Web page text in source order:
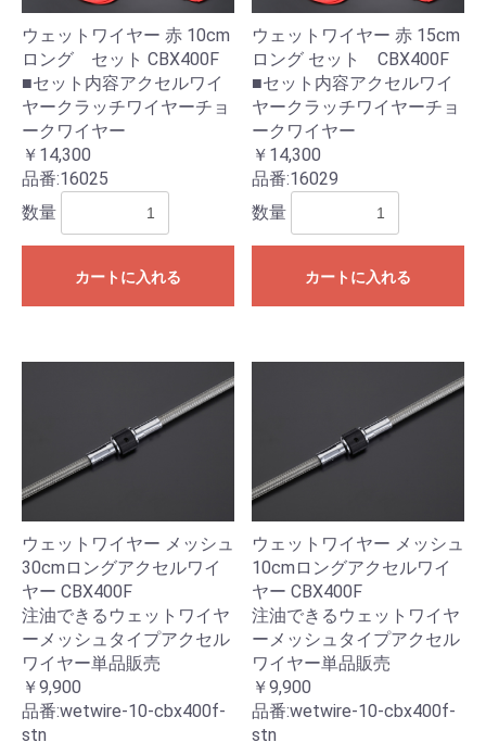
ウェットワイヤー 赤 10cm
ロング セット CBX400F
■セット内容アクセルワイ
ヤークラッチワイヤーチョ
ークワイヤー
￥14,300
品番:16025
数量
カートに入れる
ウェットワイヤー 赤 15cm
ロング セット CBX400F
■セット内容アクセルワイ
ヤークラッチワイヤーチョ
ークワイヤー
￥14,300
品番:16029
数量
カートに入れる
ウェットワイヤー メッシュ
30cmロングアクセルワイ
ヤー CBX400F
注油できるウェットワイヤ
ーメッシュタイプアクセル
ワイヤー単品販売
￥9,900
品番:wetwire-10-cbx400f-
stn
ウェットワイヤー メッシュ
10cmロングアクセルワイ
ヤー CBX400F
注油できるウェットワイヤ
ーメッシュタイプアクセル
ワイヤー単品販売
￥9,900
品番:wetwire-10-cbx400f-
stn